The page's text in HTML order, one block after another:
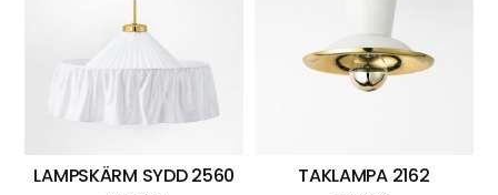
LAMPSKÄRM SYDD 2560 TAKLAMPA 2162